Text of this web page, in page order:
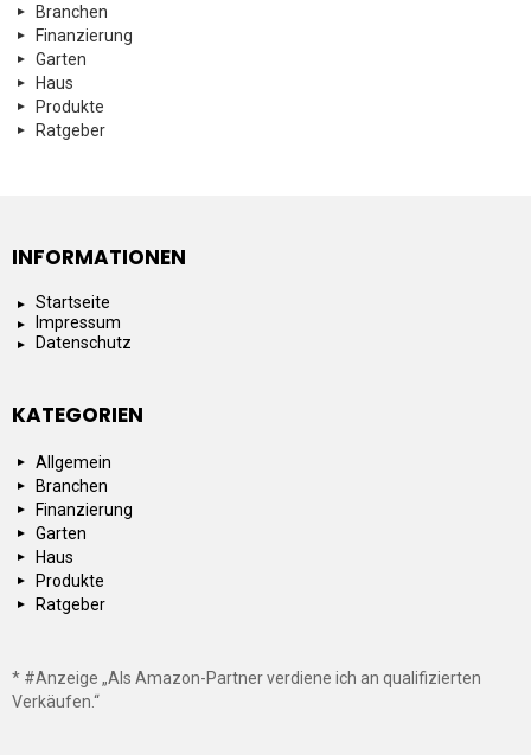
Branchen
Finanzierung
Garten
Haus
Produkte
Ratgeber
INFORMATIONEN
Startseite
Impressum
Datenschutz
KATEGORIEN
Allgemein
Branchen
Finanzierung
Garten
Haus
Produkte
Ratgeber
* #Anzeige „Als Amazon-Partner verdiene ich an qualifizierten
Verkäufen.“